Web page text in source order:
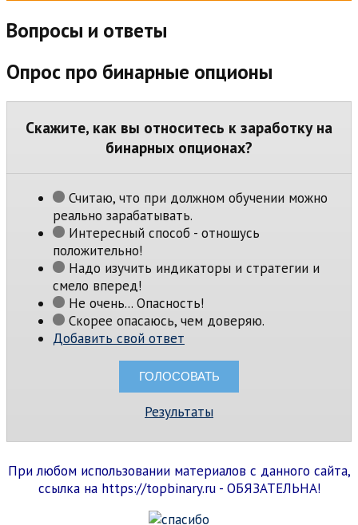
Вопросы и ответы
Опрос про бинарные опционы
Скажите, как вы относитесь к заработку на
бинарных опционах?
Считаю, что при должном обучении можно
реально зарабатывать.
Интересный способ - отношусь
положительно!
Надо изучить индикаторы и стратегии и
смело вперед!
Не очень... Опасность!
Скорее опасаюсь, чем доверяю.
Добавить свой ответ
Результаты
При любом использовании материалов с данного сайта,
ссылка на https://topbinary.ru - ОБЯЗАТЕЛЬНА!